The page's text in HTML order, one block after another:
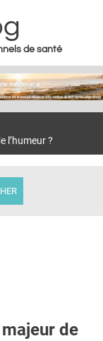
de santé
l’humeur ?
de